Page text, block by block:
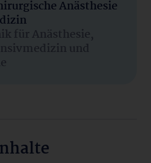
Anästhesie
für Anästhesie,
und